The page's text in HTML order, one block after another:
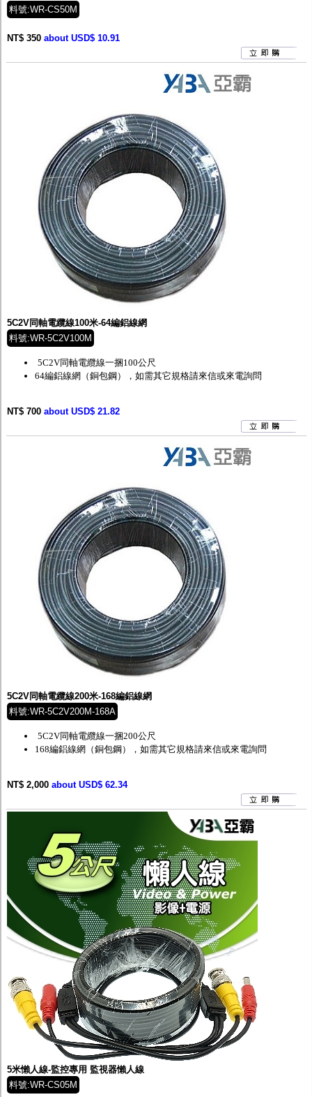
料號:WR-CS50M
NT$ 350 about USD$ 10.91
5C2V同軸電纜線100米-64編鋁線網
料號:WR-5C2V100M
5C2V同軸電纜線一捆100公尺
64編鋁線網（銅包鋼），如需其它規格請來信或來電詢問
NT$ 700 about USD$ 21.82
5C2V同軸電纜線200米-168編鋁線網
料號:WR-5C2V200M-168A
5C2V同軸電纜線一捆200公尺
168編鋁線網（銅包鋼），如需其它規格請來信或來電詢問
NT$ 2,000 about USD$ 62.34
5米懶人線-監控專用 監視器懶人線
料號:WR-CS05M